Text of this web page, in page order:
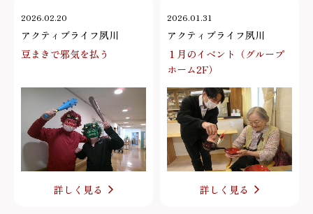
2026.02.20
アクティブライフ夙川
豆まきで邪気を払う
詳しく見る
2026.01.31
アクティブライフ夙川
１月のイベント（グループ
ホーム2F）
詳しく見る